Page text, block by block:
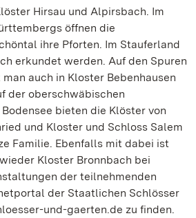
Hirsau und Alpirsbach. Im
öffnen die
ihre Pforten. Im Stauferland
erkundet werden. Auf den Spuren
auch in Kloster Bebenhausen
der oberschwäbischen
bieten die Klöster von
und Kloster und Schloss Salem
Familie. Ebenfalls mit dabei ist
Kloster Bronnbach bei
der teilnehmenden
der Staatlichen Schlösser
und-gaerten.de zu finden.